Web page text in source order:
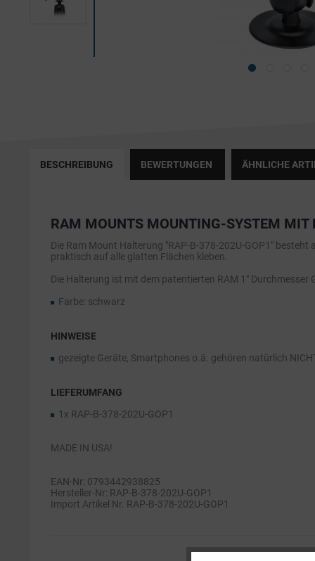
BESCHREIBUNG BEWERTUNGEN ÄHNLICHE
RAM MOUNTS MOUNTING-SYSTEM
Die Ram Mount Halterung "RAP-B-378-202U-GOP1"
praktisch auf alle glatten Flächen kleben.
Die Halterung ist mit dem patentierten RAM 1"
Farbe: schwarz
HINWEISE
gezeigte Geräte, Smartphones o.ä. gehören natürlich
LIEFERUMFANG
1x RAP-B-378-202U-GOP1
MADE IN USA!
EAN-Nr: 0793442938825
Hersteller-Nr: RAP-B-378-202U-GOP1
Import Artikel Nr. RAP-B-378-202U-GOP1